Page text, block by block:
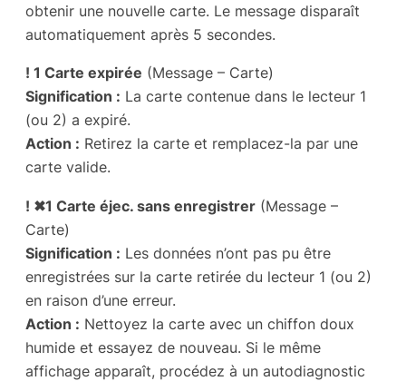
obtenir une nouvelle carte. Le message disparaît
automatiquement après 5 secondes.
! 1 Carte expirée (Message – Carte)
Signification : La carte contenue dans le lecteur 1
(ou 2) a expiré.
Action : Retirez la carte et remplacez-la par une
carte valide.
! ✖1 Carte éjec. sans enregistrer (Message –
Carte)
Signification : Les données n’ont pas pu être
enregistrées sur la carte retirée du lecteur 1 (ou 2)
en raison d’une erreur.
Action : Nettoyez la carte avec un chiffon doux
humide et essayez de nouveau. Si le même
affichage apparaît, procédez à un autodiagnostic